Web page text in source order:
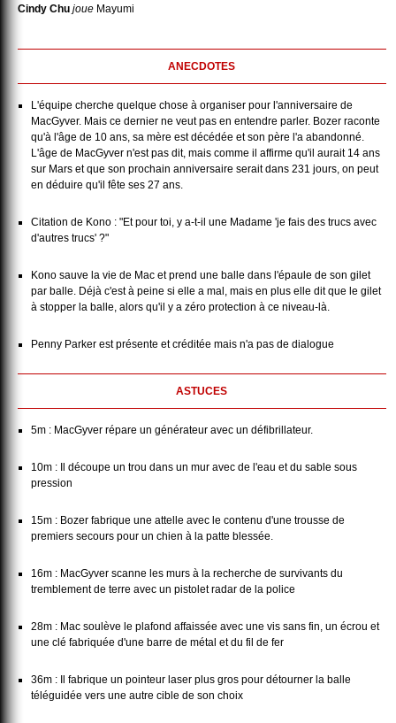
Cindy Chu joue Mayumi
ANECDOTES
L'équipe cherche quelque chose à organiser pour l'anniversaire de
MacGyver. Mais ce dernier ne veut pas en entendre parler. Bozer raconte
qu'à l'âge de 10 ans, sa mère est décédée et son père l'a abandonné.
L'âge de MacGyver n'est pas dit, mais comme il affirme qu'il aurait 14 ans
sur Mars et que son prochain anniversaire serait dans 231 jours, on peut
en déduire qu'il fête ses 27 ans.
Citation de Kono : "Et pour toi, y a-t-il une Madame 'je fais des trucs avec
d'autres trucs' ?"
Kono sauve la vie de Mac et prend une balle dans l'épaule de son gilet
par balle. Déjà c'est à peine si elle a mal, mais en plus elle dit que le gilet
à stopper la balle, alors qu'il y a zéro protection à ce niveau-là.
Penny Parker est présente et créditée mais n'a pas de dialogue
ASTUCES
5m : MacGyver répare un générateur avec un défibrillateur.
10m : Il découpe un trou dans un mur avec de l'eau et du sable sous
pression
15m : Bozer fabrique une attelle avec le contenu d'une trousse de
premiers secours pour un chien à la patte blessée.
16m : MacGyver scanne les murs à la recherche de survivants du
tremblement de terre avec un pistolet radar de la police
28m : Mac soulève le plafond affaissée avec une vis sans fin, un écrou et
une clé fabriquée d'une barre de métal et du fil de fer
36m : Il fabrique un pointeur laser plus gros pour détourner la balle
téléguidée vers une autre cible de son choix